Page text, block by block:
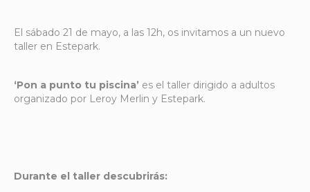
El sábado 21 de mayo, a las 12h, os invitamos a un nuevo
taller en Estepark.
‘Pon a punto tu piscina’ es el taller dirigido a adultos
organizado por Leroy Merlin y Estepark.
Durante el taller descubrirás: